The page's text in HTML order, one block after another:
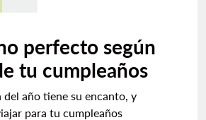
perfecto según
tu cumpleaños
del año tiene su encanto, y
para tu cumpleaños